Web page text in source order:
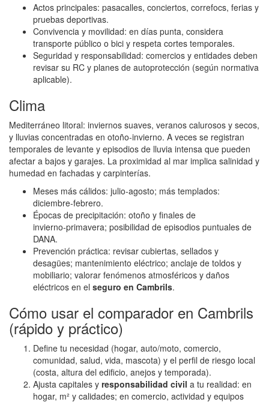
Actos principales: pasacalles, conciertos, correfocs, ferias y
pruebas deportivas.
Convivencia y movilidad: en días punta, considera
transporte público o bici y respeta cortes temporales.
Seguridad y responsabilidad: comercios y entidades deben
revisar su RC y planes de autoprotección (según normativa
aplicable).
Clima
Mediterráneo litoral: inviernos suaves, veranos calurosos y secos,
y lluvias concentradas en otoño‑invierno. A veces se registran
temporales de levante y episodios de lluvia intensa que pueden
afectar a bajos y garajes. La proximidad al mar implica salinidad y
humedad en fachadas y carpinterías.
Meses más cálidos: julio‑agosto; más templados:
diciembre‑febrero.
Épocas de precipitación: otoño y finales de
invierno‑primavera; posibilidad de episodios puntuales de
DANA.
Prevención práctica: revisar cubiertas, sellados y
desagües; mantenimiento eléctrico; anclaje de toldos y
mobiliario; valorar fenómenos atmosféricos y daños
eléctricos en el seguro en Cambrils.
Cómo usar el comparador en Cambrils
(rápido y práctico)
Define tu necesidad (hogar, auto/moto, comercio,
comunidad, salud, vida, mascota) y el perfil de riesgo local
(costa, altura del edificio, anejos y temporada).
Ajusta capitales y responsabilidad civil a tu realidad: en
hogar, m² y calidades; en comercio, actividad y equipos